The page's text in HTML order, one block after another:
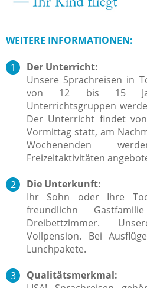
WEITERE INFORMATIONEN:
Der Unterricht:
Unsere Sprachreisen in
von 12 bis 15
Unterrichtsgruppen
Der Unterricht findet
Vormittag statt, am
Wochenenden
Freizeitaktivitäten
Die Unterkunft:
Ihr Sohn oder Ihre
freundlichn
Dreibettzimmer.
Vollpension. Bei
Lunchpakete.
Qualitätsmerkmal: